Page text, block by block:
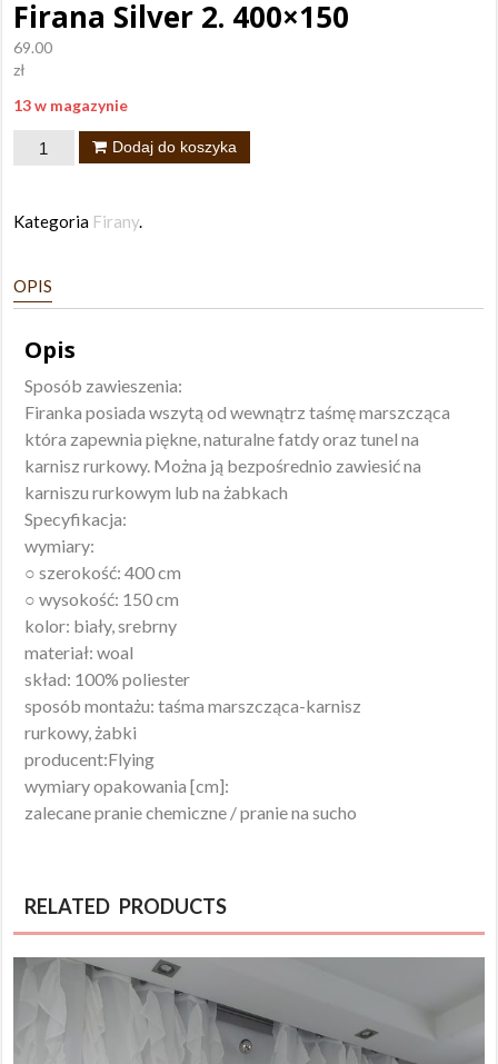
Firana Silver 2. 400×150
69.00
zł
13 w magazynie
ilość
2.
Dodaj do koszyka
Kategoria Firany.
OPIS
Opis
Sposób zawieszenia:
Firanka posiada wszytą od wewnątrz taśmę marszcząca
która zapewnia piękne, naturalne fatdy oraz tunel na
karnisz rurkowy. Można ją bezpośrednio zawiesić na
karniszu rurkowym lub na żabkach
Specyfikacja:
wymiary:
○ szerokość: 400 cm
○ wysokość: 150 cm
kolor: biały, srebrny
materiał: woal
skład: 100% poliester
sposób montażu: taśma marszcząca-karnisz
rurkowy, żabki
producent:Flying
wymiary opakowania [cm]:
zalecane pranie chemiczne / pranie na sucho
RELATED PRODUCTS